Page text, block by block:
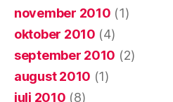
november 2010 (1)
oktober 2010 (4)
september 2010 (2)
august 2010 (1)
juli 2010 (8)